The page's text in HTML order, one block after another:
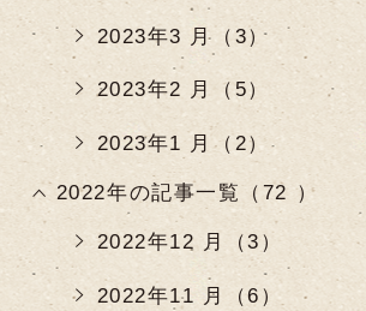
2023年3 月（3）
2023年2 月（5）
2023年1 月（2）
2022年の記事一覧（72 ）
2022年12 月（3）
2022年11 月（6）